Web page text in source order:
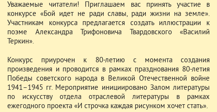
Уважаемые читатели! Приглашаем вас принять участие в
конкурсе «Бой идет не ради славы, ради жизни на земле».
Участникам конкурса предлагается создать иллюстрации к
поэме Александра Трифоновича Твардовского «Василий
Теркин».
Конкурс приурочен к 80-летию с момента создания
произведения и проводится в рамках празднования 80-летия
Победы советского народа в Великой Отечественной войне
1941–1945 гг. Мероприятие инициировано Залом литературы
по искусству отдела отраслевой литературы в рамках
ежегодного проекта «И строчка каждая рисунком хочет стать».